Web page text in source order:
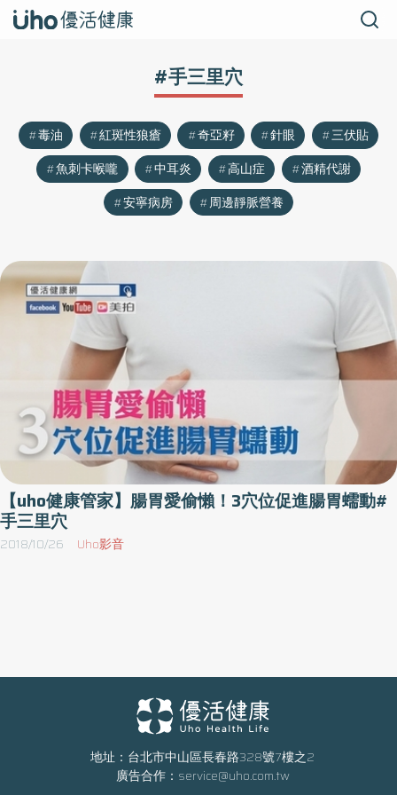
#手三里穴
毒油 紅斑性狼瘡 奇亞籽 針眼
三伏貼
魚刺卡喉嚨
中耳炎 高山症
酒精代謝
安寧病房
周邊靜脈營養
【uho健康管家】腸胃愛偷懶！3穴位促進腸胃蠕動#
手三里穴
2018/10/26 Uho影音
地址：台北市中山區長春路328號7樓之2
廣告合作： service@uho.com.tw